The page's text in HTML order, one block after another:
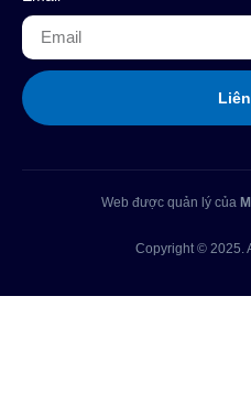
Web được quản lý của
Copyright © 2025.